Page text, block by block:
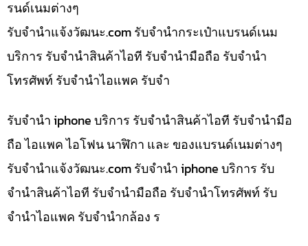
รนด์เนมต่างๆ
รับจํานําแจ้งวัฒนะ.com รับจำนำกระเป๋าแบรนด์เนม
บริการ รับจำนำสินค้าไอที รับจำนำมือถือ รับจำนำ
โทรศัพท์ รับจำนำไอแพค รับจำ
รับจำนำ iphone บริการ รับจำนำสินค้าไอที รับจำนำมือ
ถือ ไอแพค ไอโฟน นาฬิกา และ ของแบรนด์เนมต่างๆ
รับจํานําแจ้งวัฒนะ.com รับจำนำ iphone บริการ รับ
จำนำสินค้าไอที รับจำนำมือถือ รับจำนำโทรศัพท์ รับ
จำนำไอแพค รับจำนำกล้อง ร